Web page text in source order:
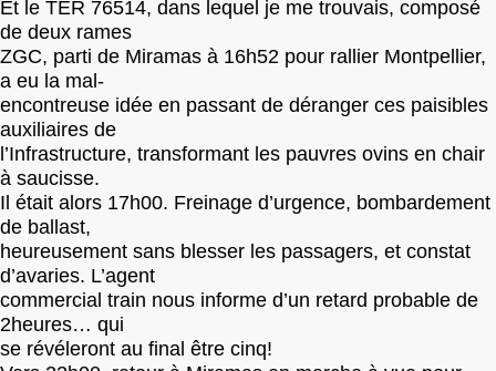
Et le TER 76514, dans lequel je me trouvais, composé
de deux rames
ZGC, parti de Miramas à 16h52 pour rallier Montpellier,
a eu la mal-
encontreuse idée en passant de déranger ces paisibles
auxiliaires de
l’Infrastructure, transformant les pauvres ovins en chair
à saucisse.
Il était alors 17h00. Freinage d’urgence, bombardement
de ballast,
heureusement sans blesser les passagers, et constat
d’avaries. L’agent
commercial train nous informe d’un retard probable de
2heures… qui
se révéleront au final être cinq!